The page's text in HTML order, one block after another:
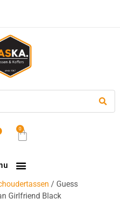
vandaag verzonden!
0
/ Guess
Girlfriend Black